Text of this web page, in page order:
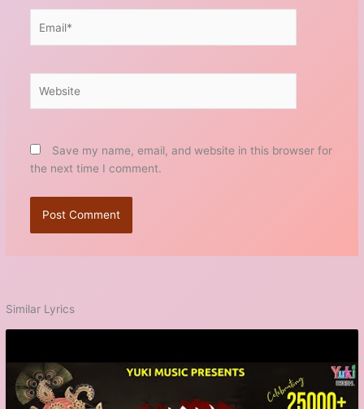
Save my name, email, and website in this browser for
the next time I comment.
Similar Lyrics